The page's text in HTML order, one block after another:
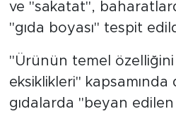
ve "sakatat",
"gıda boyası" tespit
"Ürünün temel
eksiklikleri"
gıdalarda "beyan